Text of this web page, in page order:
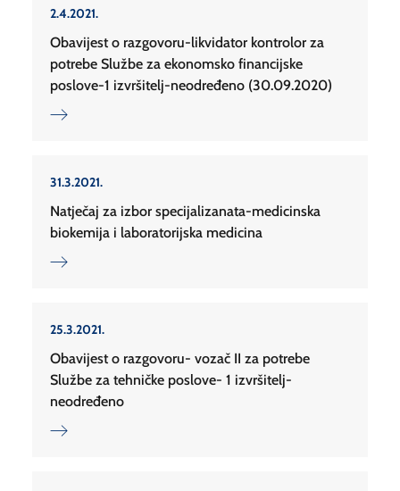
2.4.2021.
Obavijest o razgovoru-likvidator kontrolor za
potrebe Službe za ekonomsko financijske
poslove-1 izvršitelj-neodređeno (30.09.2020)
31.3.2021.
Natječaj za izbor specijalizanata-medicinska
biokemija i laboratorijska medicina
25.3.2021.
Obavijest o razgovoru- vozač II za potrebe
Službe za tehničke poslove- 1 izvršitelj-
neodređeno